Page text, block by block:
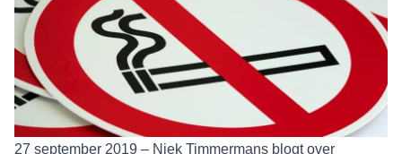
27 september 2019 – Niek Timmermans blogt over